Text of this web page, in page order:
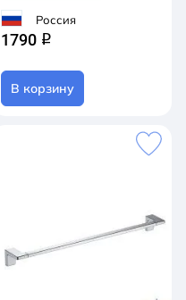
Россия
1790 q
В корзину